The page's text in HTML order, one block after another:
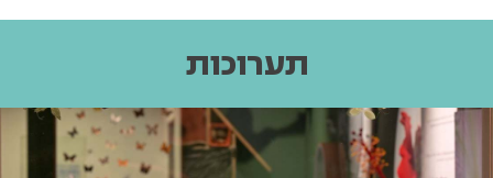
תערוכות